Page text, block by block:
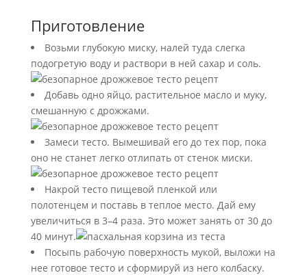
Приготовление
Возьми глубокую миску, налей туда слегка
подогретую воду и раствори в ней сахар и соль.
Добавь одно яйцо, растительное масло и муку,
смешанную с дрожжами.
Замеси тесто. Вымешивай его до тех пор, пока
оно не станет легко отлипать от стенок миски.
Накрой тесто пищевой пленкой или
полотенцем и поставь в теплое место. Дай ему
увеличиться в 3–4 раза. Это может занять от 30 до
40 минут.
Посыпь рабочую поверхность мукой, выложи на
нее готовое тесто и сформируй из него колбаску.